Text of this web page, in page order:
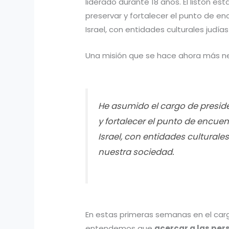
preservar y fortalecer el punto de
Israel, con entidades culturales
Una misión que se hace ahora más
He asumido el cargo de
y fortalecer el punto de
Israel, con entidades
nuestra sociedad.
En estas primeras semanas en el